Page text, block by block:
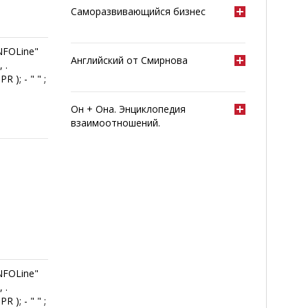
.
); - " " ;
.
); - " " ;
Саморазвивающийся бизнес
Английский от Смирнова
Он + Она. Энциклопедия
взаимоотношений.